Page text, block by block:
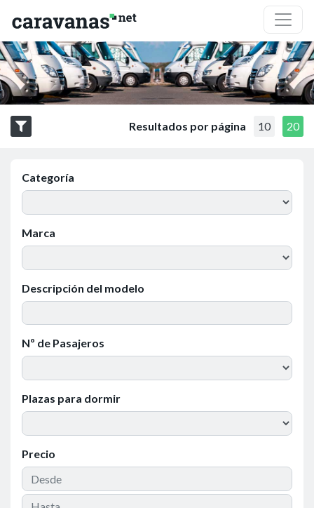
Resultados por página 10 20
Categoría
Marca
Descripción del modelo
Nº de Pasajeros
Plazas para dormir
Precio